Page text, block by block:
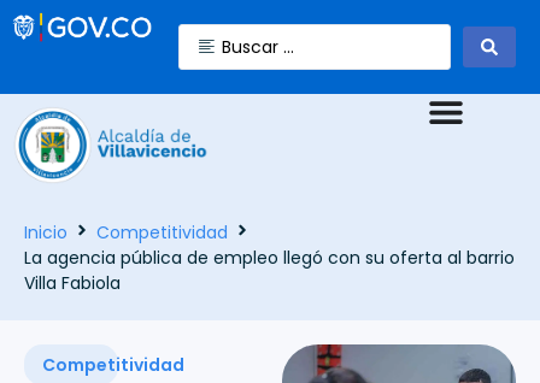
Inicio
Competitividad
La agencia pública de empleo llegó con su oferta al barrio
Villa Fabiola
Competitividad